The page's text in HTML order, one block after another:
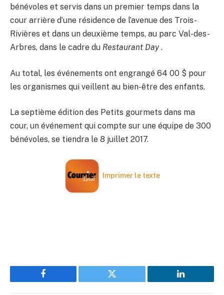
bénévoles et servis dans un premier temps dans la
cour arrière d’une résidence de l’avenue des Trois-
Rivières et dans un deuxième temps, au parc Val-des-
Arbres, dans le cadre du Restaurant Day.
Au total, les événements ont engrangé 64 00 $ pour
les organismes qui veillent au bien-être des enfants.
La septième édition des Petits gourmets dans ma
cour, un événement qui compte sur une équipe de 300
bénévoles, se tiendra le 8 juillet 2017.
Imprimer le texte
Facebook Twitter LinkedIn